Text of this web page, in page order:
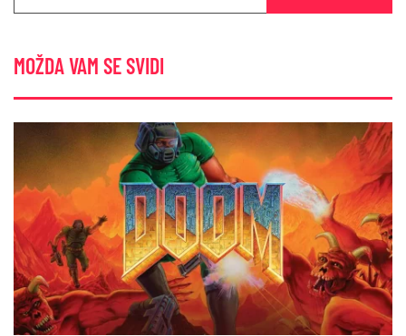
MOŽDA VAM SE SVIDI